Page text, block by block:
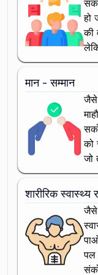
हो
की
मान - सम्मान
जैसे
को
जो
शारीरिक स्वास्थ्य
जैसे
पल